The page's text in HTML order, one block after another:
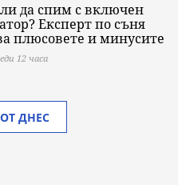
да спим с включен
Експерт по съня
плюсовете и минусите
12 часа
ДНЕС